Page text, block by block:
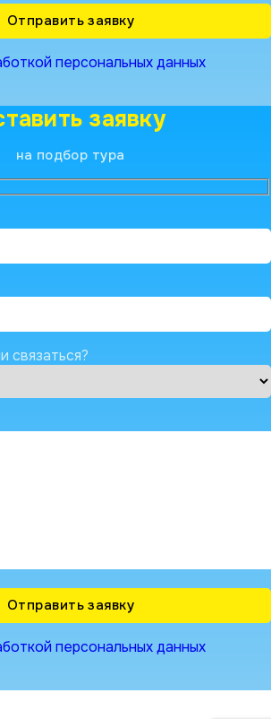
персональных данных
заявку
на подбор тура
связаться?
персональных данных